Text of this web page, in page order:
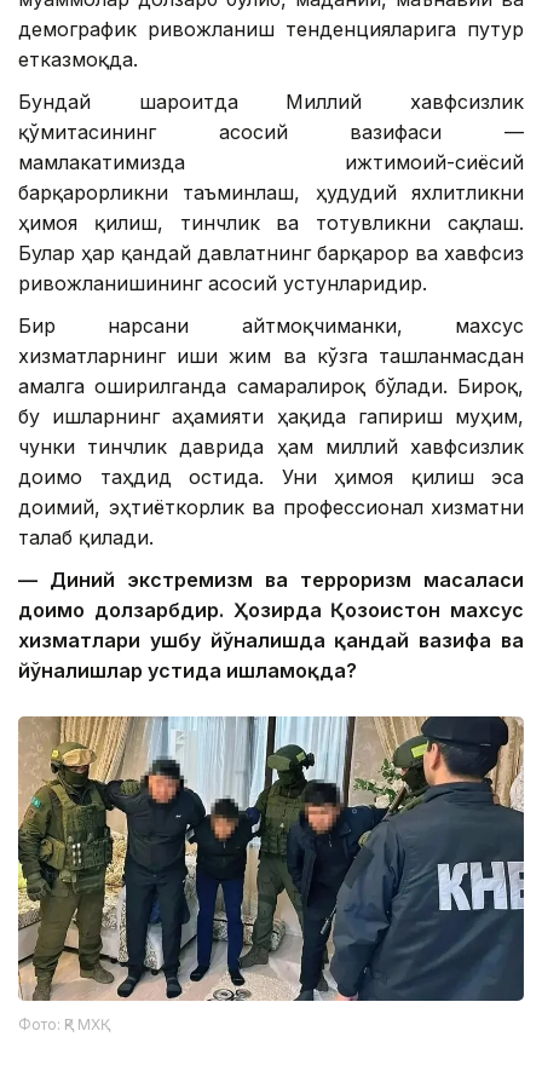
демографик ривожланиш тенденцияларига путур
етказмоқда.
Бундай шароитда Миллий хавфсизлик
қўмитасининг асосий вазифаси —
мамлакатимизда ижтимоий-сиёсий
барқарорликни таъминлаш, ҳудудий яхлитликни
ҳимоя қилиш, тинчлик ва тотувликни сақлаш.
Булар ҳар қандай давлатнинг барқарор ва хавфсиз
ривожланишининг асосий устунларидир.
Бир нарсани айтмоқчиманки, махсус
хизматларнинг иши жим ва кўзга ташланмасдан
амалга оширилганда самаралироқ бўлади. Бироқ,
бу ишларнинг аҳамияти ҳақида гапириш муҳим,
чунки тинчлик даврида ҳам миллий хавфсизлик
доимо таҳдид остида. Уни ҳимоя қилиш эса
доимий, эҳтиёткорлик ва профессионал хизматни
талаб қилади.
— Диний экстремизм ва терроризм масаласи
доимо долзарбдир. Ҳозирда Қозоғистон махсус
хизматлари ушбу йўналишда қандай вазифа ва
йўналишлар устида ишламоқда?
Фото: ҚР МХҚ